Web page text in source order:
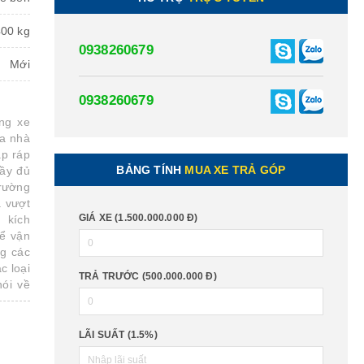
kg
Mới
xe
nhà
ráp
đủ
vượt
kích
vận
các
loại
về
bị
tích
thải
0938260679
0938260679
BẢNG TÍNH MUA XE TRẢ GÓP
GIÁ XE (1.500.000.000 Đ)
TRẢ TRƯỚC (500.000.000 Đ)
LÃI SUẤT (1.5%)